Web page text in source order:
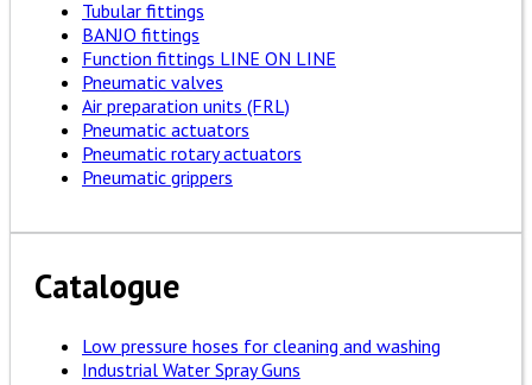
Tubular fittings
BANJO fittings
Function fittings LINE ON LINE
Pneumatic valves
Air preparation units (FRL)
Pneumatic actuators
Pneumatic rotary actuators
Pneumatic grippers
Catalogue
Low pressure hoses for cleaning and washing
Industrial Water Spray Guns